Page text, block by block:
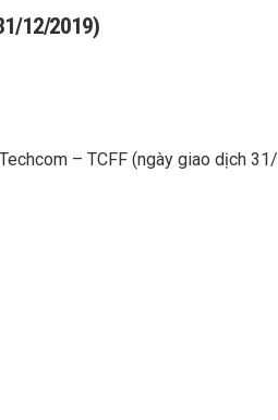
12/2019)
– TCFF (ngày giao dịch